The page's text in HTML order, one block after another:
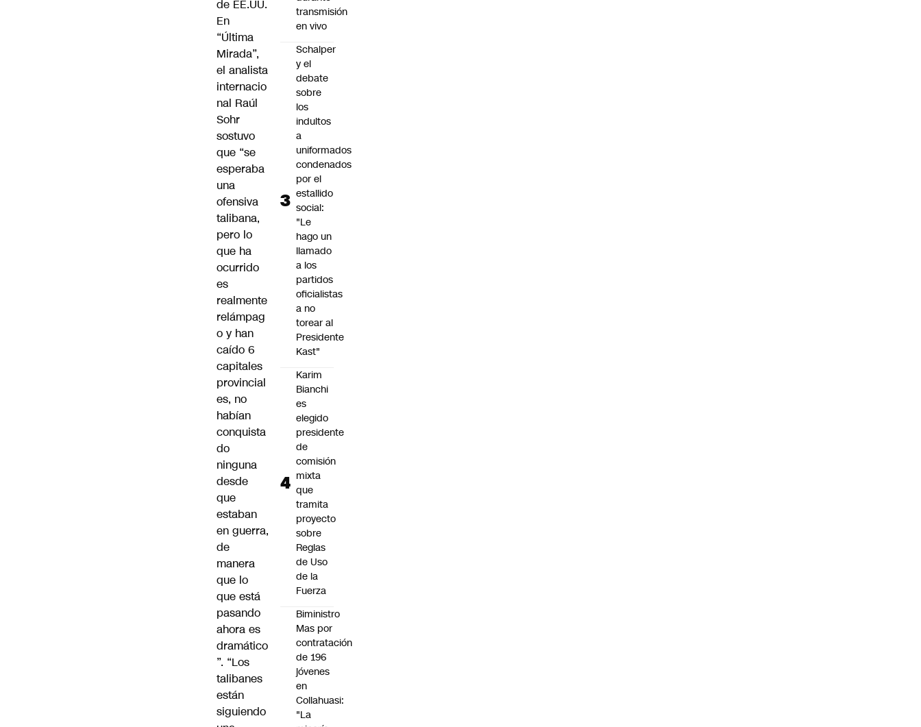
de EE.UU.
En
“Última
Mirada”,
el analista
internacio
nal Raúl
Sohr
sostuvo
que “se
esperaba
una
ofensiva
talibana,
pero lo
que ha
ocurrido
es
realmente
relámpag
o y han
caído 6
capitales
provincial
es, no
habían
conquista
do
ninguna
desde
que
estaban
en guerra,
de
manera
que lo
que está
pasando
ahora es
dramático
”. “Los
talibanes
están
siguiendo
transmisión
en vivo
Schalper
y el
debate
sobre
los
indultos
a
uniformados
condenados
por el
estallido
social:
"Le
hago un
llamado
a los
partidos
oficialistas
a no
torear al
Presidente
Kast"
Karim
Bianchi
es
elegido
presidente
de
comisión
mixta
que
tramita
proyecto
sobre
Reglas
de Uso
de la
Fuerza
Biministro
Mas por
contratación
de 196
jóvenes
en
Collahuasi:
"La